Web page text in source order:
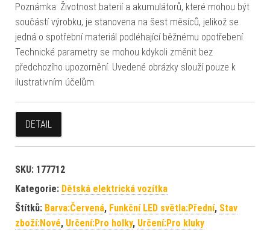
Poznámka: Životnost baterií a akumulátorů, které mohou být
součástí výrobku, je stanovena na šest měsíců, jelikož se
jedná o spotřební materiál podléhající běžnému opotřebení.
Technické parametry se mohou kdykoli změnit bez
předchozího upozornění. Uvedené obrázky slouží pouze k
ilustrativním účelům.
DETAIL
SKU: 177712
Kategorie: Dětská elektrická vozítka
Štítků: Barva:Červená, Funkční LED světla:Přední, Stav
zboží:Nové, Určení:Pro holky, Určení:Pro kluky